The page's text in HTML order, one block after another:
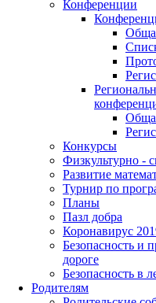
Конференции
Конкурсы
Физкультурно -
Развитие
Турнир по
Планы
Пазл добра
Коронавирус
Безопасность и
дороге
Безопасность в
Родителям